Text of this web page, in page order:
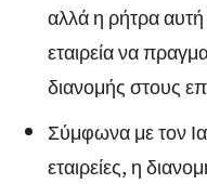
αλλά η ρήτρα
εταιρεία να
διανομής στους
Σύμφωνα με τον
εταιρείες, η